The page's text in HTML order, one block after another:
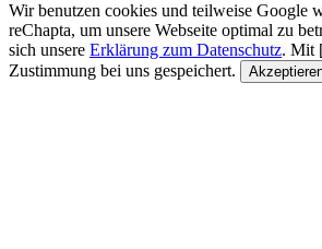
Wir benutzen cookies und teilweise Google
reChapta, um unsere Webseite optimal zu
sich unsere Erklärung zum Datenschutz. Mit
Zustimmung bei uns gespeichert.